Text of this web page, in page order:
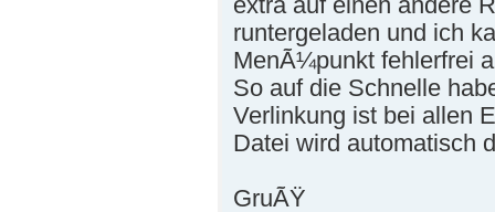
runtergeladen und ich
MenÃ¼punkt fehlerfrei
So auf die Schnelle
Verlinkung ist bei allen
Datei wird automatisch
GruÃŸ